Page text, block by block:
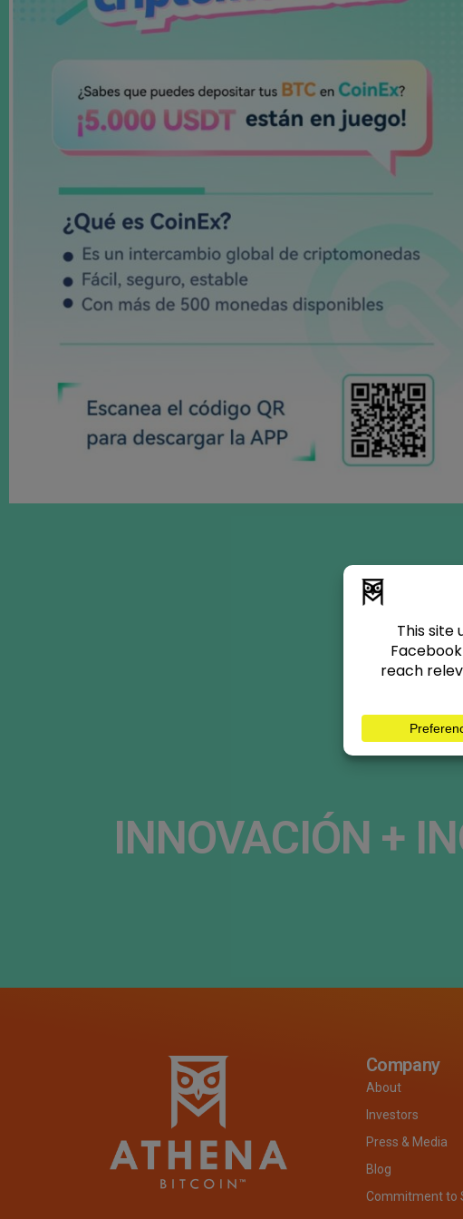
INNOVACIÓN +
Company
About
Investors
Press & Media
Blog
Commitment to